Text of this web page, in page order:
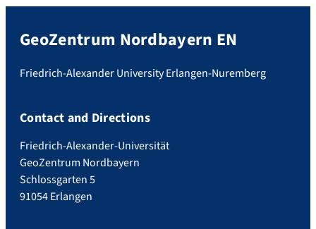
GeoZentrum Nordbayern EN
Friedrich-Alexander University Erlangen-Nuremberg
Contact and Directions
Friedrich-Alexander-Universität
GeoZentrum Nordbayern
Schlossgarten 5
91054 Erlangen